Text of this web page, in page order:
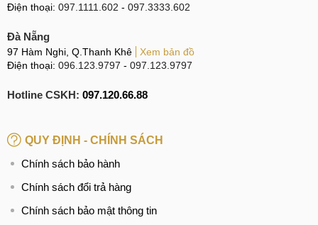
Điện thoại: 097.1111.602 - 097.3333.602
Đà Nẵng
97 Hàm Nghi, Q.Thanh Khê
Xem bản đồ
Điện thoại: 096.123.9797 - 097.123.9797
Hotline CSKH: 097.120.66.88
QUY ĐỊNH - CHÍNH SÁCH
Chính sách bảo hành
Chính sách đổi trả hàng
Chính sách bảo mật thông tin